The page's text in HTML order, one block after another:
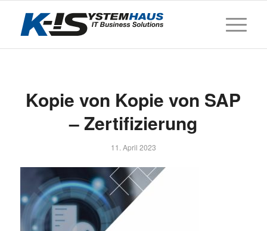
Kopie von Kopie von SAP
– Zertifizierung
11. April 2023